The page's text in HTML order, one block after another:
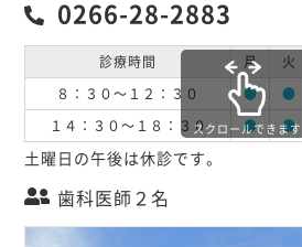
0266-28-2883
診療時間 月 火
８：３０～１２：３０
● ●
１４：３０～１８：３０
● ●
スクロールできます
土曜日の午後は休診です。
歯科医師２名